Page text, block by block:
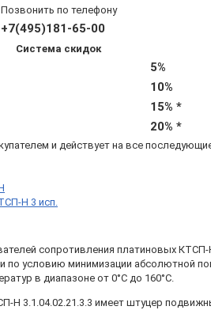
Позвонить по телефону
+7(495)181-65-00
Система скидок
5%
10%
15% *
20% *
и действует на все
Н 3 исп.
сопротивления платиновых КТСП-
и по условию минимизации абсолютной
в диапазоне от 0°С до 160°С.
Н 3.1.04.02.21.3.3 имеет штуцер